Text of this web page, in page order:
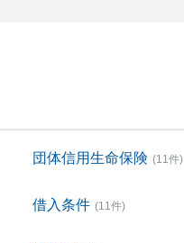
団体信用生命保険 (11件)
借入条件 (11件)